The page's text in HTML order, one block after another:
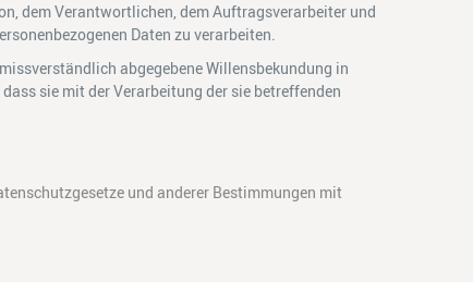
dem Verantwortlichen, dem Auftragsverarbeiter und
Daten zu verarbeiten.
abgegebene Willensbekundung in
sie mit der Verarbeitung der sie betreffenden
und anderer Bestimmungen mit